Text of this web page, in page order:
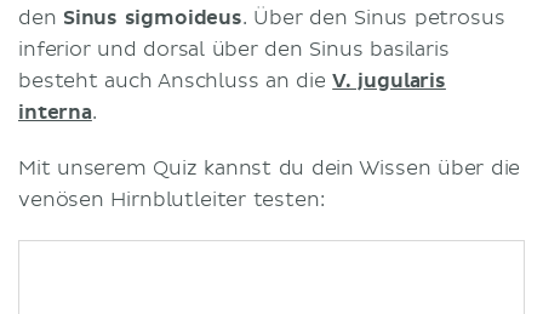
den Sinus sigmoideus. Über den Sinus petrosus
inferior und dorsal über den Sinus basilaris
besteht auch Anschluss an dieV. jugularis
interna.
Mit unserem Quiz kannst du dein Wissen über die
venösen Hirnblutleiter testen: